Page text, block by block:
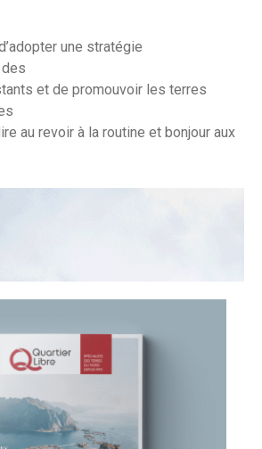
une stratégie
et de promouvoir les terres
au revoir à la routine et bonjour aux